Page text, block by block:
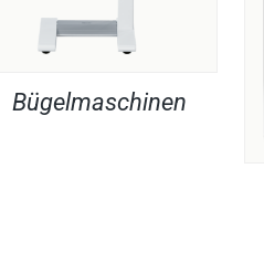
Bügelmaschinen